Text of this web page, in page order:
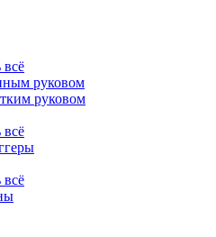
всё
руковом
руковом
всё
всё